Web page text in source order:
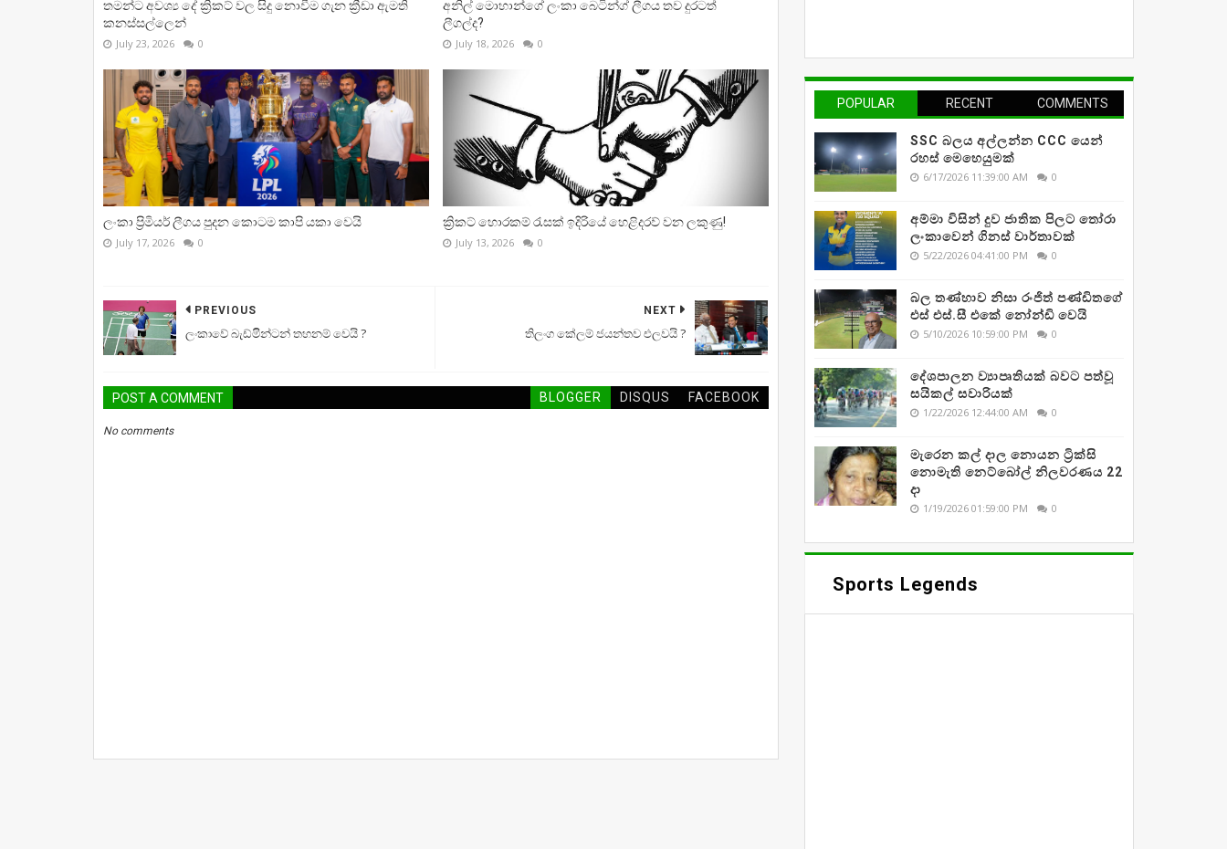
තමන්ට අවශ්‍ය දේ ක්‍රිකට් වල සිදු නොවීම ගැන ක්‍රීඩා ඇමති
කනස්සල්ලෙන්
July 23, 2026 0
අනිල් මොහාන්ගේ ලංකා බෙටින්ග් ලීගය තව දුරටත්
ලීගල්ද?
July 18, 2026 0
ලංකා ප්‍රිමියර් ලීගය පුදන කොටම කාපි යකා වෙයි
July 17, 2026 0
ක්‍රිකට් හොරකම් රැසක් ඉදිරියේ හෙළිදරව් වන ලකුණු!
July 13, 2026 0
NEXT
තිලංග කේලම් ජයන්තව එලවයි ?
PREVIOUS
ලංකාවේ බැඩ්මිින්ටන් තහනම් වෙයි ?
POST A COMMENT BLOGGER DISQUS FACEBOOK
No comments
POPULAR RECENT COMMENTS
SSC බලය අල්ලන්න CCC යෙන්
රහස් මෙහෙයුමක්
6/17/2026 11:39:00 AM 0
අම්මා විසින් දුව ජාතික පිලට තෝරා
ලංකාවෙන් ගිනස් වාර්තාවක්
5/22/2026 04:41:00 PM 0
බල තණ්හාව නිසා රංජිත් පණ්ඩිතගේ
එස් එස්.සී එකේ නෝන්ඩි වෙයි
5/10/2026 10:59:00 PM 0
දේශපාලන ව්‍යාපෘතියක් බවට පත්වූ
සයිකල් සවාරියක්
1/22/2026 12:44:00 AM 0
මැරෙන කල් දාල නොයන ට්‍රික්සි
නොමැති නෙට්බෝල් නිලවරණය 22
දා
1/19/2026 01:59:00 PM 0
Sports Legends